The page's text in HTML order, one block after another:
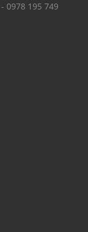
0978 195 749